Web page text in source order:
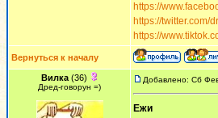
https://
https://twitter.com/
https://
Вернуться к началу
Вилка(36)
Дред-говорун =)
Добавлено: Сб
Ежи